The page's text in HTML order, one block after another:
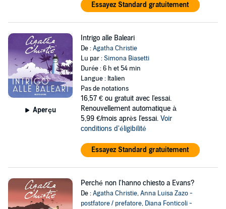
Essayez Standard gratuitement
Aperçu
Intrigo alle Baleari
De :Agatha Christie
Lu par :Simona Biasetti
Durée : 6 h et 54 min
Langue : Italien
Pas de notations
16,57 € ou gratuit avec l'essai.
Renouvellement automatique à
5,99 €/mois après l'essai. Voir
conditions d'éligibilité
Essayez Standard gratuitement
Perché non l'hanno chiesto a Evans?
De :Agatha Christie,Anna Luisa Zazo -
postfatore / prefatore, Diana Fonticoli -